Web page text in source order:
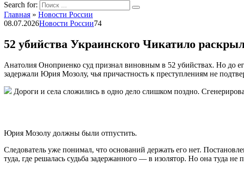
Search for:
Главная » Новости России
08.07.2026Новости России74
52 убийства Украинского Чикатило
Анатолия Оноприенко суд признал виновным в 52 убийствах. Но до
задержали Юрия Мозолу, чья причастность к преступлениям не
Дороги и села сложились в одно дело слишком поздно.
Юрия Мозолу должны были отпустить.
Следователь уже понимал, что оснований держать его нет.
туда, где решалась судьба задержанного — в изолятор. Но она туда не